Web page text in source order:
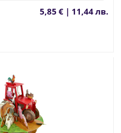
5,85 € | 11,44 лв.